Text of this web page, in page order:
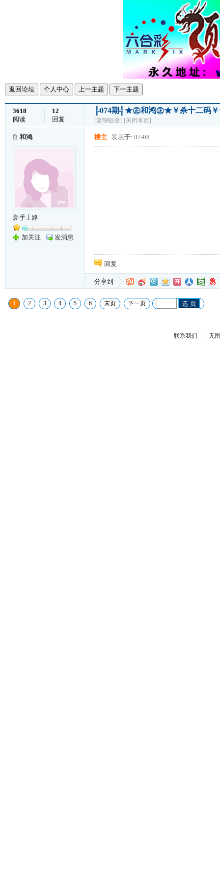
返回论坛 个人中心 上一主题 下一主题
3618
阅读
12
回复
╠074期╣★㊣和鸿㊣★￥杀十二码
[复制链接] [关闭本页]
和鸿
新手上路
加关注 发消息
楼主 发表于: 07-08
回复
分享到
1 2 3 4 5 6 末页 下一页 选 页
联系我们 | 无